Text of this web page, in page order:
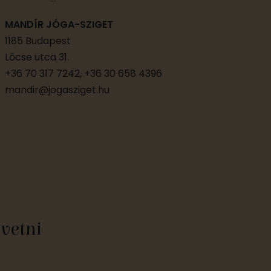
MANDÍR JÓGA-SZIGET
1185 Budapest
Lőcse utca 31.
+36 70 317 7242, +36 30 658 4396
mandir@jogasziget.hu